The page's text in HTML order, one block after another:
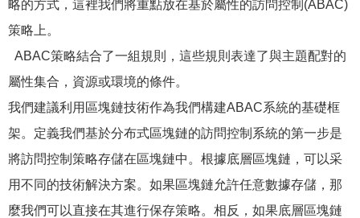
略的方式，這裡我們將重點放在基於屬性的訪問控制(ABAC)
策略上。
ABAC策略結合了一組規則，這些規則表達了與主題配對的
屬性集合，資源或環境的條件。
我們建議利用區塊鏈技術作為我們構建ABAC系統的基礎框
架。定義我們基於分布式區塊鏈的訪問控制系統的第一步是
將訪問控制策略存儲在區塊鏈中。根據底層區塊鏈，可以采
用不同的技術解決方案。如果區塊鏈允許任意數據存儲，那
麼我們可以直接在其進行保存策略。相反，如果底層區塊鏈